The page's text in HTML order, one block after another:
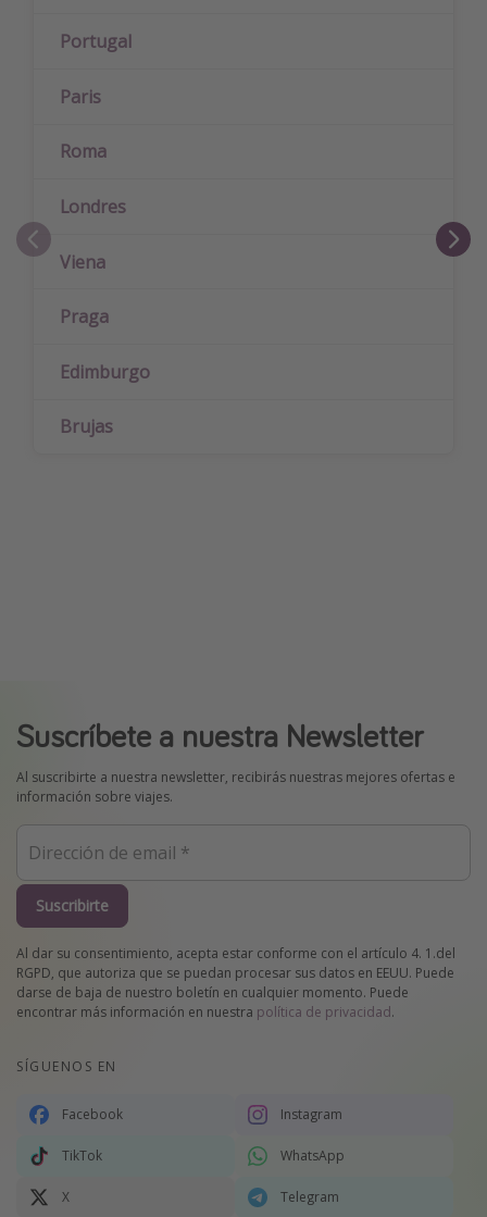
Portugal
Paris
Roma
Londres
Viena
Praga
Edimburgo
Brujas
Suscríbete a nuestra Newsletter
Al suscribirte a nuestra newsletter, recibirás nuestras mejores ofertas e
información sobre viajes.
Suscribirte
Al dar su consentimiento, acepta estar conforme con el artículo 4. 1.del
RGPD, que autoriza que se puedan procesar sus datos en EEUU. Puede
darse de baja de nuestro boletín en cualquier momento. Puede
encontrar más información en nuestra política de privacidad.
SÍGUENOS EN
Facebook Instagram
TikTok WhatsApp
X Telegram